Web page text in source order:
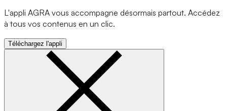
L'appli AGRA vous accompagne désormais partout. Accédez
à tous vos contenus en un clic.
Téléchargez l'appli